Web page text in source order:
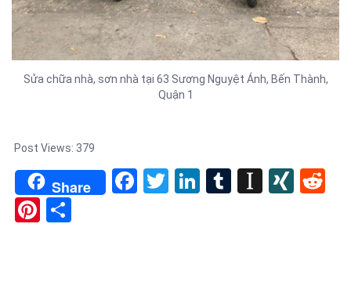
Sửa chữa nhà, sơn nhà tại 63 Sương Nguyệt Ánh, Bến Thành,
Quận 1
Post Views: 379
Share Facebook
TwitterLinkedIn
Tumblr
Pinterest